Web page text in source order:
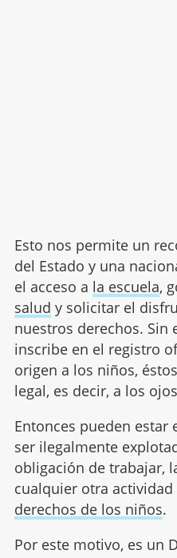
Esto nos permite un
del Estado y una
el acceso a la escuela,
salud y solicitar el
nuestros derechos. Sin
inscribe en el registro
origen a los niños,
legal, es decir, a los
Entonces pueden estar
ser ilegalmente
obligación de trabajar,
cualquier otra
derechos de los niños.
Por este motivo, es un